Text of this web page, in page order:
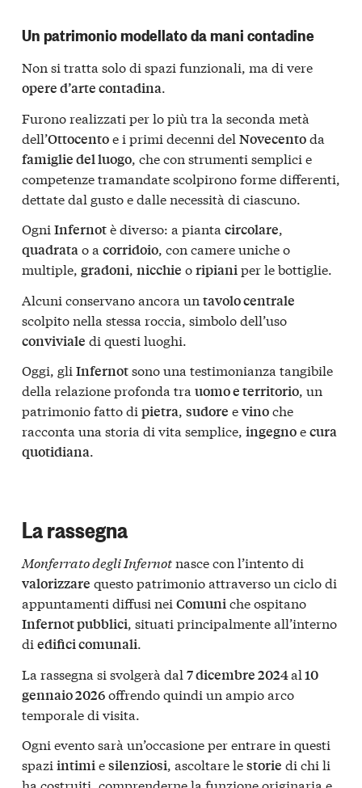
Un patrimonio modellato da mani contadine
Non si tratta solo di spazi funzionali, ma di vere
opere d’arte contadina.
Furono realizzati per lo più tra la seconda metà
dell’Ottocentoe i primi decenni del Novecentoda
famiglie del luogo , che con strumenti semplici e
competenze tramandate scolpirono forme differenti,
dettate dal gusto e dalle necessità di ciascuno.
Ogni Infernotè diverso: a pianta circolare,
quadratao a corridoio, con camere uniche o
multiple, gradoni, nicchie oripianiper le bottiglie.
Alcuni conservano ancora un tavolo centrale
scolpito nella stessa roccia, simbolo dell’uso
conviviale di questi luoghi.
Oggi, gli Infernotsono una testimonianza tangibile
della relazione profonda tra uomo e territorio, un
patrimonio fatto di pietra, sudore evinoche
racconta una storia di vita semplice, ingegnoecura
quotidiana.
La rassegna
Monferrato degli Infernotnasce con l’intento di
valorizzare questo patrimonio attraverso un ciclo di
appuntamenti diffusi nei Comuniche ospitano
Infernot pubblici, situati principalmente all’interno
di edifici comunali.
La rassegna si svolgerà dal 7 dicembre 2024al10
gennaio 2026offrendo quindi un ampio arco
temporale di visita.
Ogni evento sarà un’occasione per entrare in questi
spazi intimiesilenziosi, ascoltare lestorie di chi li